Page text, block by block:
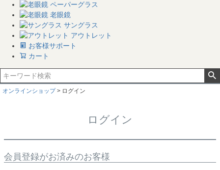
ペーパーグラス
老眼鏡
サングラス
アウトレット
お客様サポート
カート
オンラインショップ ログイン
ログイン
会員登録がお済みのお客様